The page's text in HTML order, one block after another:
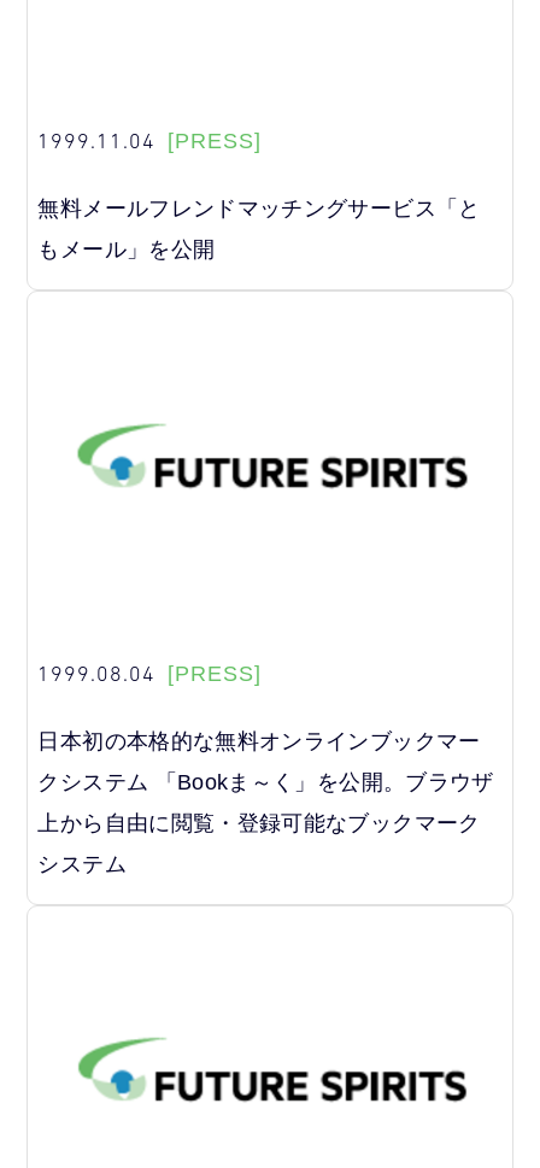
1999.11.04 [PRESS]
無料メールフレンドマッチングサービス「と
もメール」を公開
1999.08.04 [PRESS]
日本初の本格的な無料オンラインブックマー
クシステム 「Bookま～く」を公開。ブラウザ
上から自由に閲覧・登録可能なブックマーク
システム